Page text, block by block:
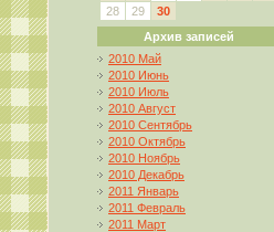
28
29
30
Архив записей
2010 Май
2010 Июнь
2010 Июль
2010 Август
2010 Сентябрь
2010 Октябрь
2010 Ноябрь
2010 Декабрь
2011 Январь
2011 Февраль
2011 Март